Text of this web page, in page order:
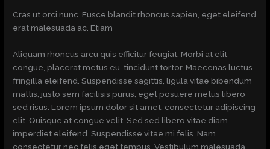
Cras ut orci nunc. Fusce blandit rhoncus sapien, eget eleifend
erat malesuada ac. Etiam
Aliquam rhoncus arcu quis efficitur feugiat. Morbi at elit
congue, placerat metus eu, tincidunt tortor. Maecenas luctus
fringilla eleifend. Suspendisse sagittis, ligula vitae bibendum
mattis, justo sem facilisis purus, eget posuere metus libero
sed risus. Lorem ipsum dolor sit amet, consectetur adipiscing
elit. Quisque at congue velit. Sed sed libero vitae diam
imperdiet eleifend. Suspendisse vitae mi felis. Nam
consectetur nec felis eget tempus. Vestibulum malesuada